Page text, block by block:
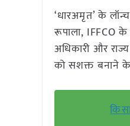
‘धारअमृत’ के
रूपाला, IFFCO
अधिकारी और
को सशक्त बनाने के